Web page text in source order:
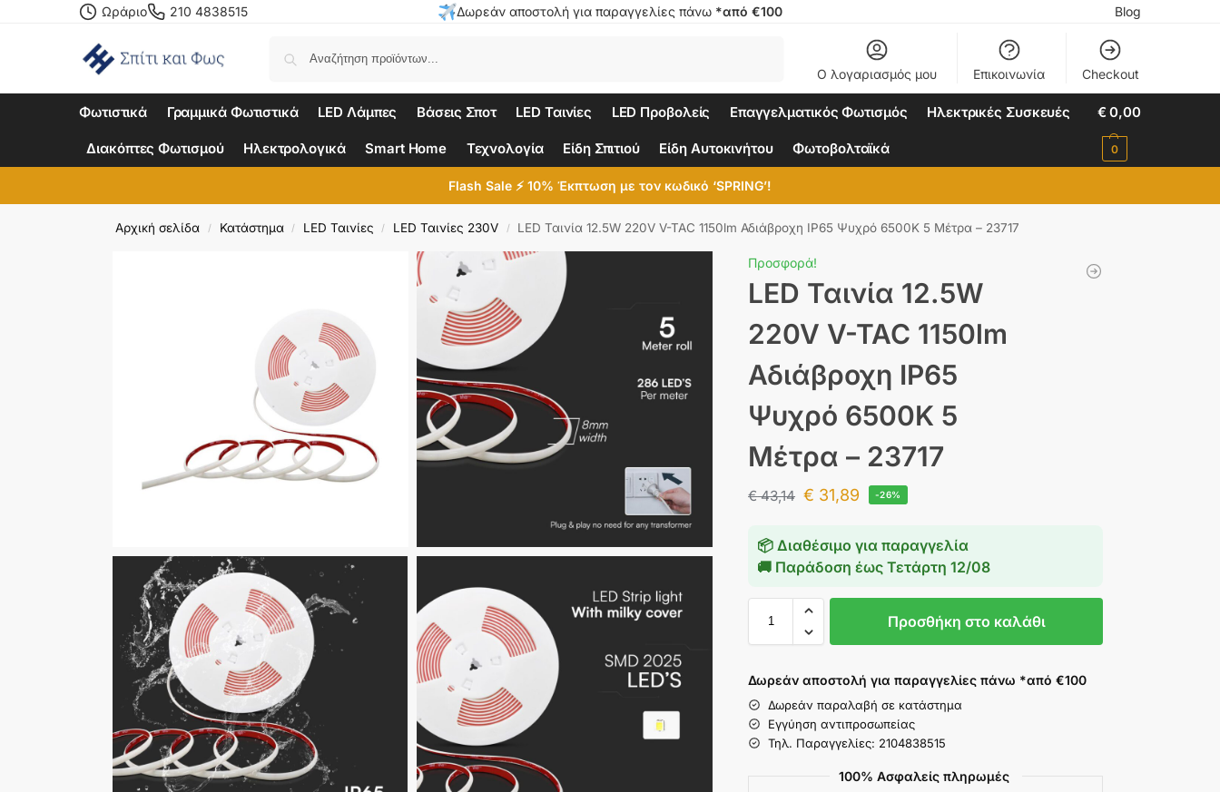
Ωράριο 210 4838515 Δωρεάν αποστολή για παραγγελίες πάνω *από €100 Blog
Ο λογαριασμός μου Επικοινωνία Checkout
Φωτιστικά Γραμμικά Φωτιστικά LED Λάμπες Βάσεις Σποτ LED Ταινίες LED Προβολείς Επαγγελματικός Φωτισμός Ηλεκτρικές Συσκευές
Διακόπτες Φωτισμού Ηλεκτρολογικά Smart Home Τεχνολογία Είδη Σπιτιού Είδη Αυτοκινήτου Φωτοβολταϊκά
€0,00
0
Flash Sale ⚡ 10% Έκπτωση με τον κωδικό ‘SPRING’!
Αρχική σελίδα / Κατάστημα / LED Ταινίες / LED Ταινίες 230V / LED Ταινία 12.5W 220V V-TAC 1150lm Αδιάβροχη IP65 Ψυχρό 6500K 5 Μέτρα – 23717
Προσφορά!
LED Ταινία 12.5W
220V V-TAC 1150lm
Αδιάβροχη IP65
Ψυχρό 6500K 5
Μέτρα – 23717
€43,14 € 31,89 -26%
📦 Διαθέσιμο για παραγγελία
🚚 Παράδοση έωςΤετάρτη 12/08
Προσθήκη στο καλάθι
Δωρεάν αποστολή για παραγγελίες πάνω *από €100
Δωρεάν παραλαβή σε κατάστημα
Εγγύηση αντιπροσωπείας
Τηλ. Παραγγελίες: 2104838515
100% Ασφαλείς πληρωμές